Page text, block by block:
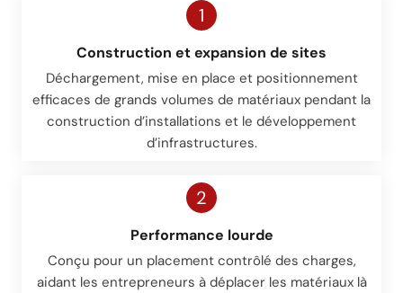
1
Construction et expansion de sites
Déchargement, mise en place et positionnement
efficaces de grands volumes de matériaux pendant la
construction d’installations et le développement
d’infrastructures.
2
Performance lourde
Conçu pour un placement contrôlé des charges,
aidant les entrepreneurs à déplacer les matériaux là